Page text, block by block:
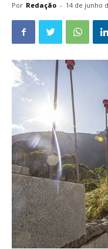
Por Redação - 14 de junho